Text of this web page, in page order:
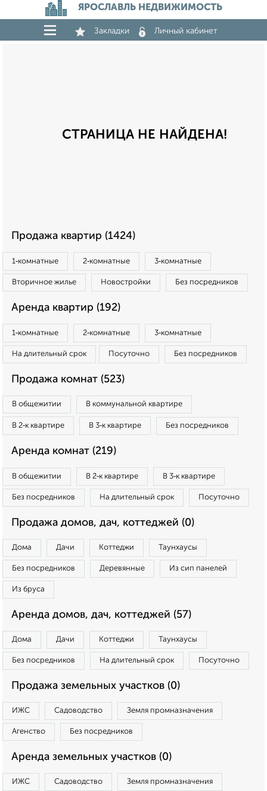
ЯРОСЛАВЛЬ НЕДВИЖИМОСТЬ
Закладки Личный кабинет
СТРАНИЦА НЕ НАЙДЕНА!
Продажа квартир (1424)
1‑комнатные 2‑комнатные 3‑комнатные
Вторичное жилье Новостройки Без посредников
Аренда квартир (192)
1‑комнатные 2‑комнатные 3‑комнатные
На длительный срок Посуточно Без посредников
Продажа комнат (523)
В общежитии В коммунальной квартире
В 2‑к квартире В 3‑к квартире Без посредников
Аренда комнат (219)
В общежитии В 2‑к квартире В 3‑к квартире
Без посредников На длительный срок Посуточно
Продажа домов, дач, коттеджей (0)
Дома Дачи Коттеджи Таунхаусы
Без посредников Деревянные Из сип панелей
Из бруса
Аренда домов, дач, коттеджей (57)
Дома Дачи Коттеджи Таунхаусы
Без посредников На длительный срок Посуточно
Продажа земельных участков (0)
ИЖС Садоводство Земля промназначения
Агенство Без посредников
Аренда земельных участков (0)
ИЖС Садоводство Земля промназначения